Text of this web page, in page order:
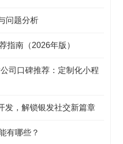
问题分析
指南（2026年版）
司口碑推荐：定制化小程
发，解锁银发社交新篇章
有哪些？